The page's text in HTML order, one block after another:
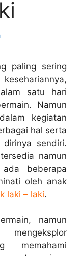
paling sering
satu hari
Namun
kegiatan
hal serta
dirinya sendiri.
namun
beberapa
oleh anak
laki – laki.
namun
memahami